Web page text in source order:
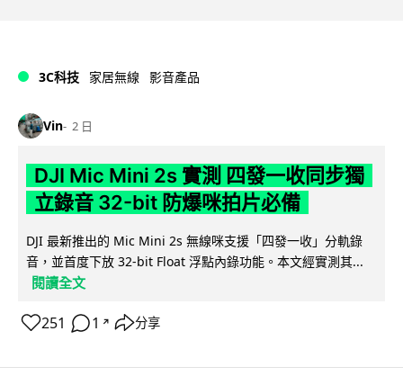
3C科技 家居無線 影音產品
Vin 2 日
DJI Mic Mini 2s 實測 四發一收同步獨
立錄音 32-bit 防爆咪拍片必備
DJI 最新推出的 Mic Mini 2s 無線咪支援「四發一收」分軌錄
音，並首度下放 32-bit Float 浮點內錄功能。本文經實測其...
閱讀全文
251 1 ↗ 分享